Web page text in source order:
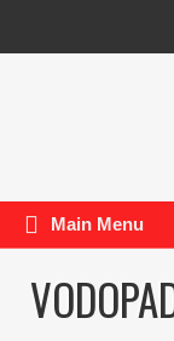
Main Menu